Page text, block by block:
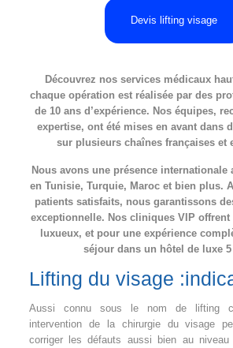
Devis lifting visage
Découvrez nos services médicaux
chaque opération est réalisée par des
de 10 ans d’expérience. Nos équipes,
expertise, ont été mises en avant dans
sur plusieurs chaînes françaises et
Nous avons une présence internationale
en Tunisie, Turquie, Maroc et bien plus.
patients satisfaits, nous garantissons
exceptionnelle. Nos cliniques VIP
luxueux, et pour une expérience
séjour dans un hôtel de luxe
Lifting du visage
Aussi connu sous le nom de lifting
intervention de la chirurgie du visage
corriger les défauts aussi bien au